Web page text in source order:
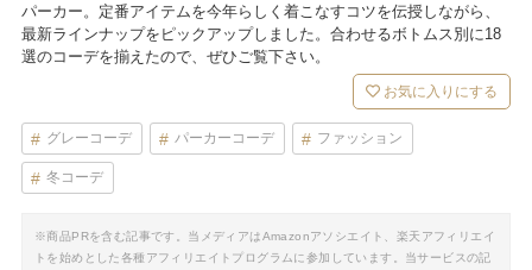
パーカー。定番アイテムを今年らしく着こなすコツを伝授しながら、
最新ラインナップをピックアップしました。合わせるボトムス別に18
選のコーデを揃えたので、ぜひご覧下さい。
お気に入りにする
グレーコーデ パーカーコーデ ファッション
冬コーデ
※商品PRを含む記事です。当メディアはAmazonアソシエイト、楽天アフィリエイ
トを始めとした各種アフィリエイトプログラムに参加しています。当サービスの記